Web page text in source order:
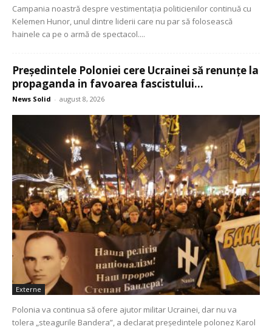
Campania noastră despre vestimentația politicienilor continuă cu
Kelemen Hunor, unul dintre liderii care nu par să folosească
hainele ca pe o armă de spectacol....
Președintele Poloniei cere Ucrainei să renunțe la
propaganda in favoarea fascistului...
News Solid - august 8, 2026
Externe
Polonia va continua să ofere ajutor militar Ucrainei, dar nu va
tolera „steagurile Bandera”, a declarat președintele polonez Karol